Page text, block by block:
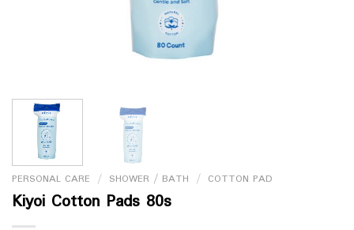
PERSONAL CARE / SHOWER / BATH / COTTON PAD
Kiyoi Cotton Pads 80s